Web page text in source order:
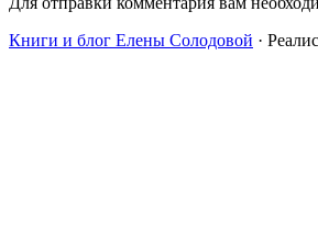
Книги и блог Елены Солодовой ·